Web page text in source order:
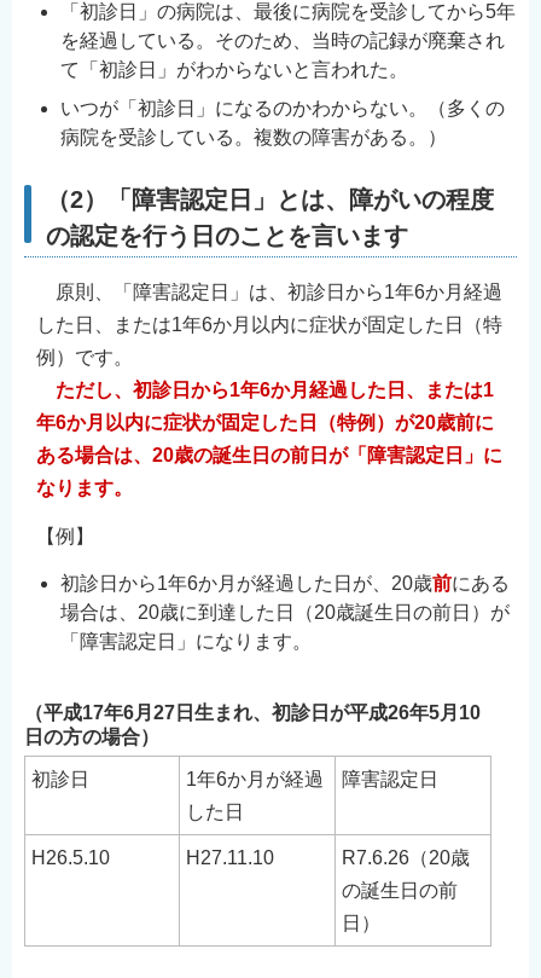
「初診日」の病院は、最後に病院を受診してから5年
を経過している。そのため、当時の記録が廃棄され
て「初診日」がわからないと言われた。
いつが「初診日」になるのかわからない。（多くの
病院を受診している。複数の障害がある。）
（2）「障害認定日」とは、障がいの程度
の認定を行う日のことを言います
原則、「障害認定日」は、初診日から1年6か月経過
した日、または1年6か月以内に症状が固定した日（特
例）です。
ただし、初診日から1年6か月経過した日、または1
年6か月以内に症状が固定した日（特例）が20歳前に
ある場合は、20歳の誕生日の前日が「障害認定日」に
なります。
【例】
初診日から1年6か月が経過した日が、20歳前にある
場合は、20歳に到達した日（20歳誕生日の前日）が
「障害認定日」になります。
（平成17年6月27日生まれ、初診日が平成26年5月10
日の方の場合）
初診日
1年6か月が経過
した日
障害認定日
H26.5.10 H27.11.10
R7.6.26（20歳
の誕生日の前
日）